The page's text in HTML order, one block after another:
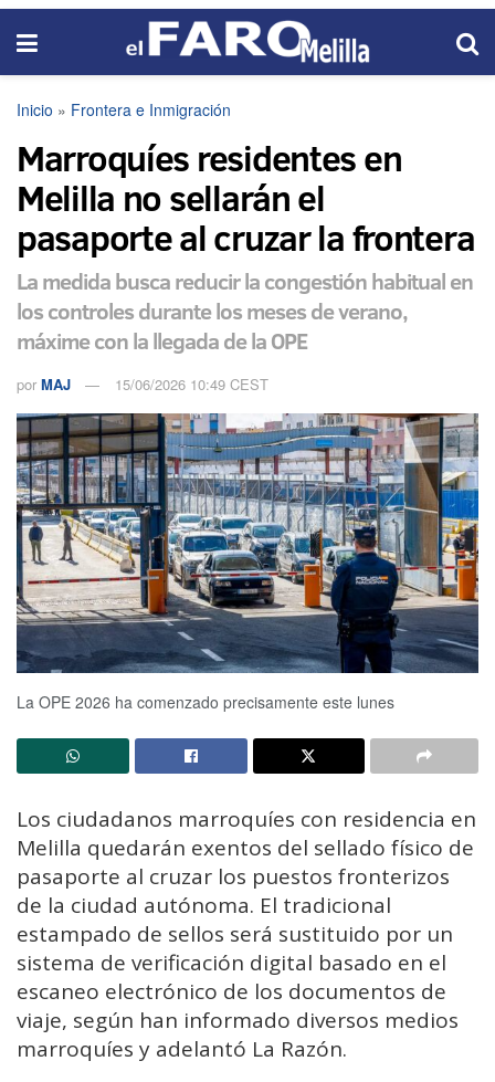
Inicio » Frontera e Inmigración
Marroquíes residentes en
Melilla no sellarán el
pasaporte al cruzar la frontera
La medida busca reducir la congestión habitual en
los controles durante los meses de verano,
máxime con la llegada de la OPE
por MAJ 15/06/2026 10:49 CEST
La OPE 2026 ha comenzado precisamente este lunes
Los ciudadanos marroquíes con residencia en
Melilla quedarán exentos del sellado físico de
pasaporte al cruzar los puestos fronterizos
de la ciudad autónoma. El tradicional
estampado de sellos será sustituido por un
sistema de verificación digital basado en el
escaneo electrónico de los documentos de
viaje, según han informado diversos medios
marroquíes y adelantó La Razón.